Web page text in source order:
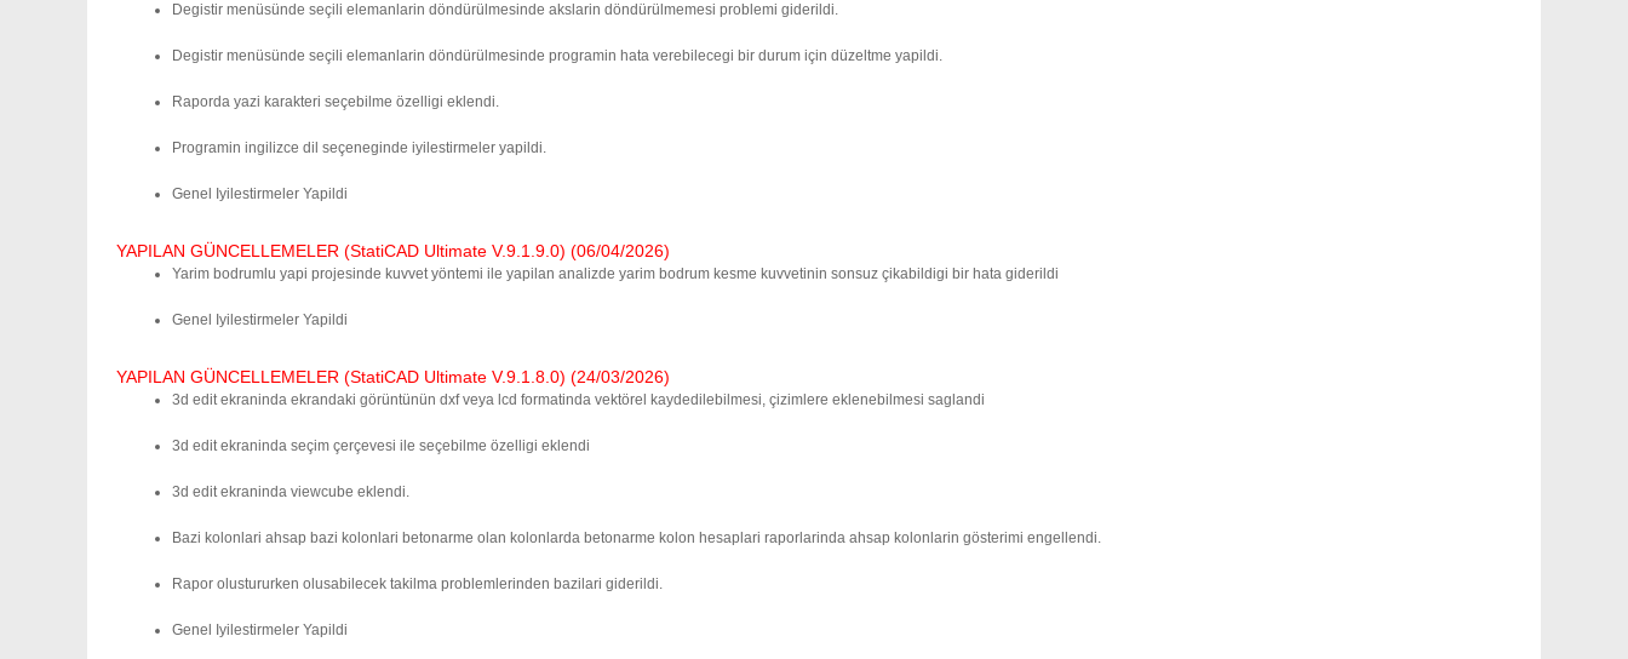
Degistir menüsünde seçili elemanlarin döndürülmesinde akslarin döndürülmemesi problemi giderildi.
Degistir menüsünde seçili elemanlarin döndürülmesinde programin hata verebilecegi bir durum için düzeltme yapildi.
Raporda yazi karakteri seçebilme özelligi eklendi.
Programin ingilizce dil seçeneginde iyilestirmeler yapildi.
Genel Iyilestirmeler Yapildi
YAPILAN GÜNCELLEMELER (StatiCAD Ultimate V.9.1.9.0) (06/04/2026)
Yarim bodrumlu yapi projesinde kuvvet yöntemi ile yapilan analizde yarim bodrum kesme kuvvetinin sonsuz çikabildigi bir hata giderildi
Genel Iyilestirmeler Yapildi
YAPILAN GÜNCELLEMELER (StatiCAD Ultimate V.9.1.8.0) (24/03/2026)
3d edit ekraninda ekrandaki görüntünün dxf veya lcd formatinda vektörel kaydedilebilmesi, çizimlere eklenebilmesi saglandi
3d edit ekraninda seçim çerçevesi ile seçebilme özelligi eklendi
3d edit ekraninda viewcube eklendi.
Bazi kolonlari ahsap bazi kolonlari betonarme olan kolonlarda betonarme kolon hesaplari raporlarinda ahsap kolonlarin gösterimi engellendi.
Rapor olustururken olusabilecek takilma problemlerinden bazilari giderildi.
Genel Iyilestirmeler Yapildi